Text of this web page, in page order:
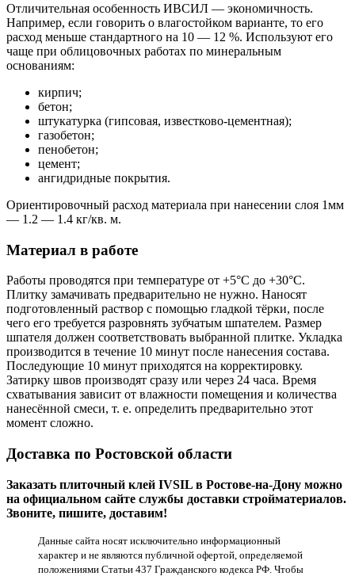
Отличительная особенность ИВСИЛ — экономичность.
Например, если говорить о влагостойком варианте, то его
расход меньше стандартного на 10 — 12 %. Используют его
чаще при облицовочных работах по минеральным
основаниям:
кирпич;
бетон;
штукатурка (гипсовая, известково-цементная);
газобетон;
пенобетон;
цемент;
ангидридные покрытия.
Ориентировочный расход материала при нанесении слоя 1мм
— 1.2 — 1.4 кг/кв. м.
Материал в работе
Работы проводятся при температуре от +5°С до +30°С.
Плитку замачивать предварительно не нужно. Наносят
подготовленный раствор с помощью гладкой тёрки, после
чего его требуется разровнять зубчатым шпателем. Размер
шпателя должен соответствовать выбранной плитке. Укладка
производится в течение 10 минут после нанесения состава.
Последующие 10 минут приходятся на корректировку.
Затирку швов производят сразу или через 24 часа. Время
схватывания зависит от влажности помещения и количества
нанесённой смеси, т. е. определить предварительно этот
момент сложно.
Доставка по Ростовской области
Заказать плиточный клей IVSIL в Ростове-на-Дону можно
на официальном сайте службы доставки стройматериалов.
Звоните, пишите, доставим!
Данные сайта носят исключительно информационный
характер и не являются публичной офертой, определяемой
положениями Статьи 437 Гражданского кодекса РФ. Чтобы